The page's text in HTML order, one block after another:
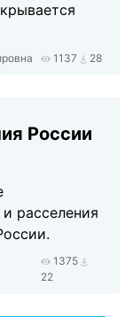
1137 28
России
расселения
1375
22